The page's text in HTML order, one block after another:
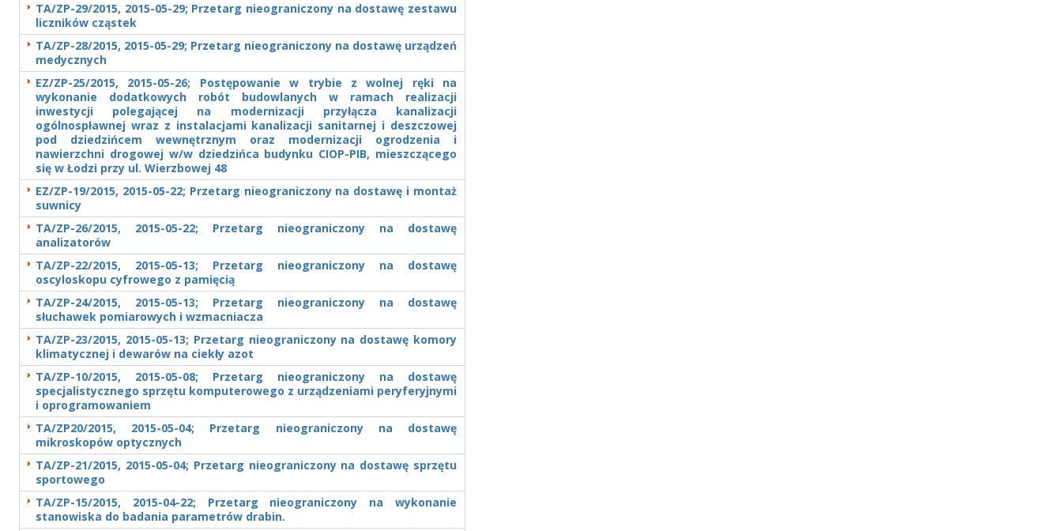
TA/ZP-29/2015, 2015-05-29; Przetarg nieograniczony na dostawę zestawu
liczników cząstek
TA/ZP-28/2015, 2015-05-29; Przetarg nieograniczony na dostawę urządzeń
medycznych
EZ/ZP-25/2015, 2015-05-26; Postępowanie w trybie z wolnej ręki na
wykonanie dodatkowych robót budowlanych w ramach realizacji
inwestycji polegającej na modernizacji przyłącza kanalizacji
ogólnospławnej wraz z instalacjami kanalizacji sanitarnej i deszczowej
pod dziedzińcem wewnętrznym oraz modernizacji ogrodzenia i
nawierzchni drogowej w/w dziedzińca budynku CIOP-PIB, mieszczącego
się w Łodzi przy ul. Wierzbowej 48
EZ/ZP-19/2015, 2015-05-22; Przetarg nieograniczony na dostawę i montaż
suwnicy
TA/ZP-26/2015, 2015-05-22; Przetarg nieograniczony na dostawę
analizatorów
TA/ZP-22/2015, 2015-05-13; Przetarg nieograniczony na dostawę
oscyloskopu cyfrowego z pamięcią
TA/ZP-24/2015, 2015-05-13; Przetarg nieograniczony na dostawę
słuchawek pomiarowych i wzmacniacza
TA/ZP-23/2015, 2015-05-13; Przetarg nieograniczony na dostawę komory
klimatycznej i dewarów na ciekły azot
TA/ZP-10/2015, 2015-05-08; Przetarg nieograniczony na dostawę
specjalistycznego sprzętu komputerowego z urządzeniami peryferyjnymi
i oprogramowaniem
TA/ZP20/2015, 2015-05-04; Przetarg nieograniczony na dostawę
mikroskopów optycznych
TA/ZP-21/2015, 2015-05-04; Przetarg nieograniczony na dostawę sprzętu
sportowego
TA/ZP-15/2015, 2015-04-22; Przetarg nieograniczony na wykonanie
stanowiska do badania parametrów drabin.